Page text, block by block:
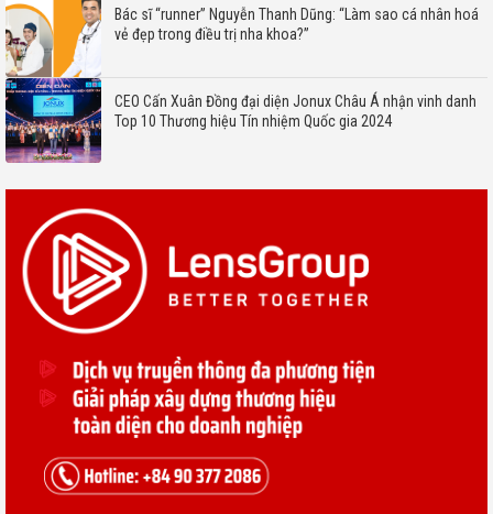
Bác sĩ “runner” Nguyễn Thanh Dũng: “Làm sao cá nhân hoá
vẻ đẹp trong điều trị nha khoa?”
CEO Cấn Xuân Đồng đại diện Jonux Châu Á nhận vinh danh
Top 10 Thương hiệu Tín nhiệm Quốc gia 2024